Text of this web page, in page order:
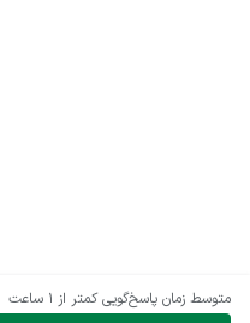
متوسط زمان پاسخ‌گویی کمتر از 1 ساعت